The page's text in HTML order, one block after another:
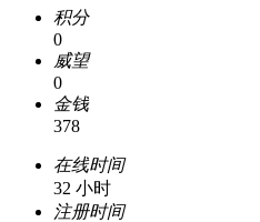
积分
0
威望
0
金钱
378
在线时间
32 小时
注册时间